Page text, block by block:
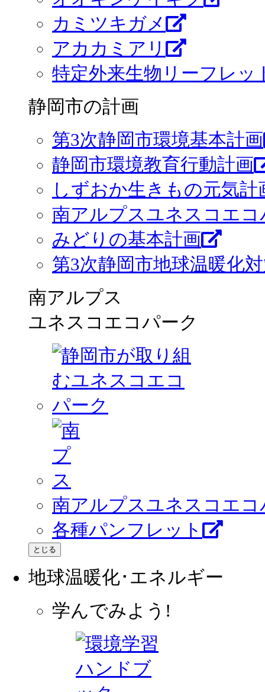
カミツキガメ
アカカミアリ
特定外来生物リーフレッ
静岡市の計画
第3次静岡市環境基本計画
静岡市環境教育行動計画
しずおか生きもの元気
南アルプスユネスコエ
みどりの基本計画
第3次静岡市地球温暖化
南アルプス
ユネスコエコパーク
南アルプスユネスコエ
各種パンフレット
とじる
地球温暖化･エネルギー
学んでみよう!